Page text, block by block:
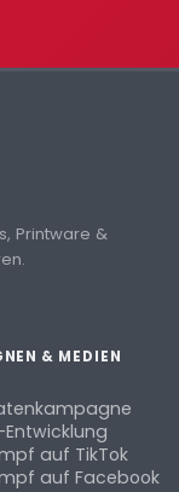
Printware &
& MEDIEN
auf TikTok
auf Facebook